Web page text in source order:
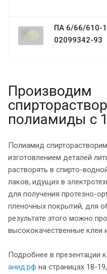
ПА 6/66/610-
02099342-93
Производим
полиамиды с
Полиамид
изготовлением деталей
растворять в спирто-
лаков, идущих в
для получения протезно-
пленочных покрытий, для
результате этого можно
высококачественные клеи
Подробнее в презентации
анид.рф на страницах 18-